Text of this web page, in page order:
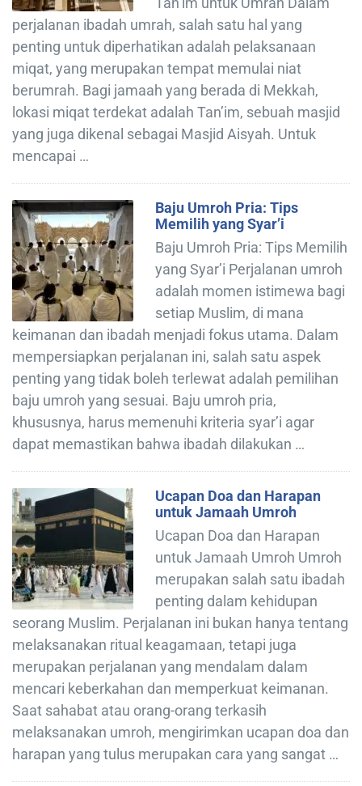
perjalanan ibadah umrah, salah satu hal yang
penting untuk diperhatikan adalah pelaksanaan
miqat, yang merupakan tempat memulai niat
berumrah. Bagi jamaah yang berada di Mekkah,
lokasi miqat terdekat adalah Tan’im, sebuah masjid
yang juga dikenal sebagai Masjid Aisyah. Untuk
mencapai …
Baju Umroh Pria: Tips
Memilih yang Syar’i
Baju Umroh Pria: Tips Memilih
yang Syar’i Perjalanan umroh
adalah momen istimewa bagi
setiap Muslim, di mana
keimanan dan ibadah menjadi fokus utama. Dalam
mempersiapkan perjalanan ini, salah satu aspek
penting yang tidak boleh terlewat adalah pemilihan
baju umroh yang sesuai. Baju umroh pria,
khususnya, harus memenuhi kriteria syar’i agar
dapat memastikan bahwa ibadah dilakukan …
Ucapan Doa dan Harapan
untuk Jamaah Umroh
Ucapan Doa dan Harapan
untuk Jamaah Umroh Umroh
merupakan salah satu ibadah
penting dalam kehidupan
seorang Muslim. Perjalanan ini bukan hanya tentang
melaksanakan ritual keagamaan, tetapi juga
merupakan perjalanan yang mendalam dalam
mencari keberkahan dan memperkuat keimanan.
Saat sahabat atau orang-orang terkasih
melaksanakan umroh, mengirimkan ucapan doa dan
harapan yang tulus merupakan cara yang sangat …